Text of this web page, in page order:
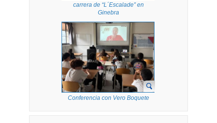
carrera de “L´Escalade” en
Ginebra
Conferencia con Vero Boquete